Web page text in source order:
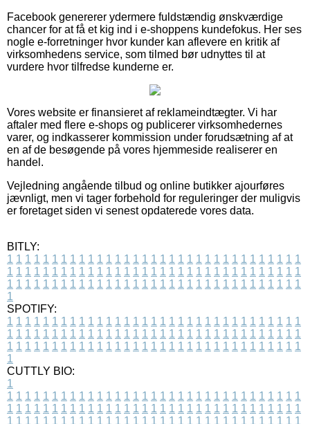
Facebook genererer ydermere fuldstændig ønskværdige
chancer for at få et kig ind i e-shoppens kundefokus. Her ses
nogle e-forretninger hvor kunder kan aflevere en kritik af
virksomhedens service, som tilmed bør udnyttes til at
vurdere hvor tilfredse kunderne er.
Vores website er finansieret af reklameindtægter. Vi har
aftaler med flere e-shops og publicerer virksomhedernes
varer, og indkasserer kommission under forudsætning af at
en af de besøgende på vores hjemmeside realiserer en
handel.
Vejledning angående tilbud og online butikker ajourføres
jævnligt, men vi tager forbehold for reguleringer der muligvis
er foretaget siden vi senest opdaterede vores data.
BITLY:
1 1 1 1 1 1 1 1 1 1 1 1 1 1 1 1 1 1 1 1 1 1 1 1 1 1 1 1 1 1 1 1 1
1 1 1 1 1 1 1 1 1 1 1 1 1 1 1 1 1 1 1 1 1 1 1 1 1 1 1 1 1 1 1 1 1
1 1 1 1 1 1 1 1 1 1 1 1 1 1 1 1 1 1 1 1 1 1 1 1 1 1 1 1 1 1 1 1 1
1
SPOTIFY:
1 1 1 1 1 1 1 1 1 1 1 1 1 1 1 1 1 1 1 1 1 1 1 1 1 1 1 1 1 1 1 1 1
1 1 1 1 1 1 1 1 1 1 1 1 1 1 1 1 1 1 1 1 1 1 1 1 1 1 1 1 1 1 1 1 1
1 1 1 1 1 1 1 1 1 1 1 1 1 1 1 1 1 1 1 1 1 1 1 1 1 1 1 1 1 1 1 1 1
1
CUTTLY BIO:
1
1 1 1 1 1 1 1 1 1 1 1 1 1 1 1 1 1 1 1 1 1 1 1 1 1 1 1 1 1 1 1 1 1
1 1 1 1 1 1 1 1 1 1 1 1 1 1 1 1 1 1 1 1 1 1 1 1 1 1 1 1 1 1 1 1 1
1 1 1 1 1 1 1 1 1 1 1 1 1 1 1 1 1 1 1 1 1 1 1 1 1 1 1 1 1 1 1 1 1